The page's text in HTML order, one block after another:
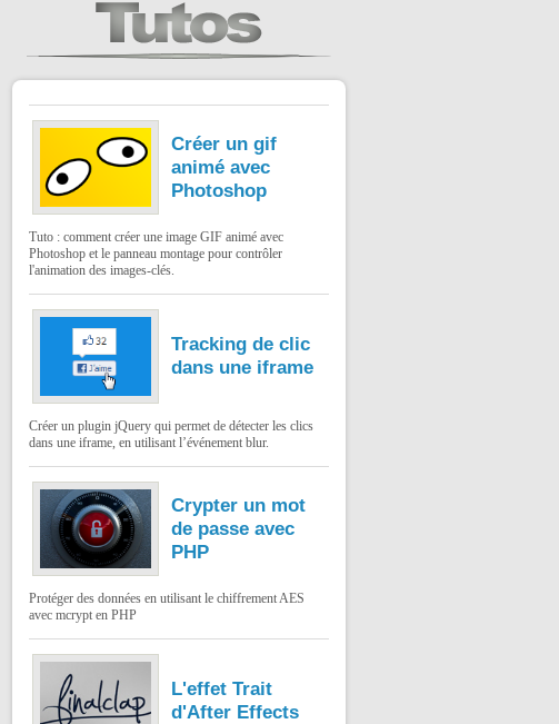
Créer un gif
animé avec
Photoshop
Tuto : comment créer une image GIF animé avec
Photoshop et le panneau montage pour contrôler
l'animation des images-clés.
Tracking de clic
dans une iframe
Créer un plugin jQuery qui permet de détecter les clics
dans une iframe, en utilisant l’événement blur.
Crypter un mot
de passe avec
PHP
Protéger des données en utilisant le chiffrement AES
avec mcrypt en PHP
L'effet Trait
d'After Effects